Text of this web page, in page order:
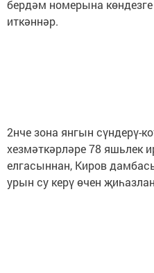
бердәм номерына
иткәннәр.
2нче зона янгын сүндерү-
хезмәткәрләре 78 яшьлек
елгасыннан, Киров
урын су керү өчен